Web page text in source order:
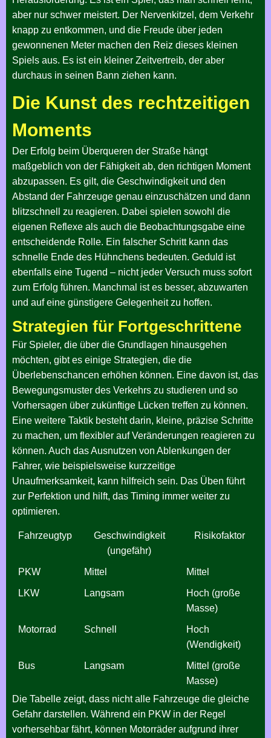
aber nur schwer meistert. Der Nervenkitzel, dem Verkehr
knapp zu entkommen, und die Freude über jeden
gewonnenen Meter machen den Reiz dieses kleinen
Spiels aus. Es ist ein kleiner Zeitvertreib, der aber
durchaus in seinen Bann ziehen kann.
Die Kunst des rechtzeitigen
Moments
Der Erfolg beim Überqueren der Straße hängt
maßgeblich von der Fähigkeit ab, den richtigen Moment
abzupassen. Es gilt, die Geschwindigkeit und den
Abstand der Fahrzeuge genau einzuschätzen und dann
blitzschnell zu reagieren. Dabei spielen sowohl die
eigenen Reflexe als auch die Beobachtungsgabe eine
entscheidende Rolle. Ein falscher Schritt kann das
schnelle Ende des Hühnchens bedeuten. Geduld ist
ebenfalls eine Tugend – nicht jeder Versuch muss sofort
zum Erfolg führen. Manchmal ist es besser, abzuwarten
und auf eine günstigere Gelegenheit zu hoffen.
Strategien für Fortgeschrittene
Für Spieler, die über die Grundlagen hinausgehen
möchten, gibt es einige Strategien, die die
Überlebenschancen erhöhen können. Eine davon ist, das
Bewegungsmuster des Verkehrs zu studieren und so
Vorhersagen über zukünftige Lücken treffen zu können.
Eine weitere Taktik besteht darin, kleine, präzise Schritte
zu machen, um flexibler auf Veränderungen reagieren zu
können. Auch das Ausnutzen von Ablenkungen der
Fahrer, wie beispielsweise kurzzeitige
Unaufmerksamkeit, kann hilfreich sein. Das Üben führt
zur Perfektion und hilft, das Timing immer weiter zu
optimieren.
Fahrzeugtyp
Geschwindigkeit
(ungefähr)
Risikofaktor
PKW Mittel Mittel
LKW Langsam
Hoch (große
Masse)
Motorrad Schnell
Hoch
(Wendigkeit)
Bus Langsam
Mittel (große
Masse)
Die Tabelle zeigt, dass nicht alle Fahrzeuge die gleiche
Gefahr darstellen. Während ein PKW in der Regel
vorhersehbar fährt, können Motorräder aufgrund ihrer